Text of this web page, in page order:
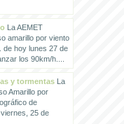
La AEMET
amarillo por viento
de hoy lunes 27 de
los 90km/h....
y tormentasLa
Amarillo por
de
25 de